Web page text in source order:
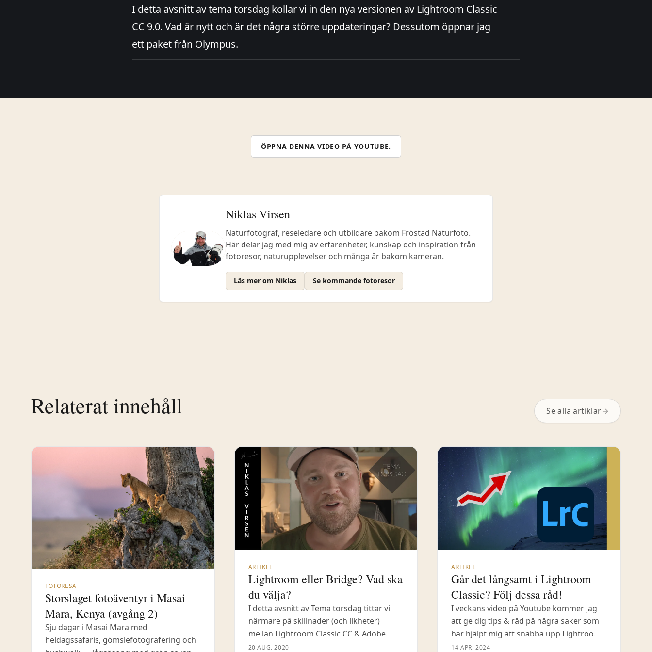
I detta avsnitt av tema torsdag kollar vi in den nya versionen av Lightroom Classic
CC 9.0. Vad är nytt och är det några större uppdateringar? Dessutom öppnar jag
ett paket från Olympus.
ÖPPNA DENNA VIDEO PÅ YOUTUBE.
Niklas Virsen
Naturfotograf, reseledare och utbildare bakom Fröstad Naturfoto.
Här delar jag med mig av erfarenheter, kunskap och inspiration från
fotoresor, naturupplevelser och många år bakom kameran.
Läs mer om Niklas Se kommande fotoresor
Relaterat innehåll Se alla artiklar→
FOTORESA
Storslaget fotoäventyr i Masai
Mara, Kenya (avgång 2)
Sju dagar i Masai Mara med
heldagssafaris, gömslefotografering och
ARTIKEL
Lightroom eller Bridge? Vad ska
du välja?
I detta avsnitt av Tema torsdag tittar vi
närmare på skillnader (och likheter)
mellan Lightroom Classic CC & Adobe
Bridge. Jag ger dig en inblick i de största
20 AUG. 2020
ARTIKEL
Går det långsamt i Lightroom
Classic? Följ dessa råd!
I veckans video på Youtube kommer jag
att ge dig tips & råd på några saker som
har hjälpt mig att snabba upp Lightroom
Classic. Inte något nytt workflow då, utan
14 APR. 2024